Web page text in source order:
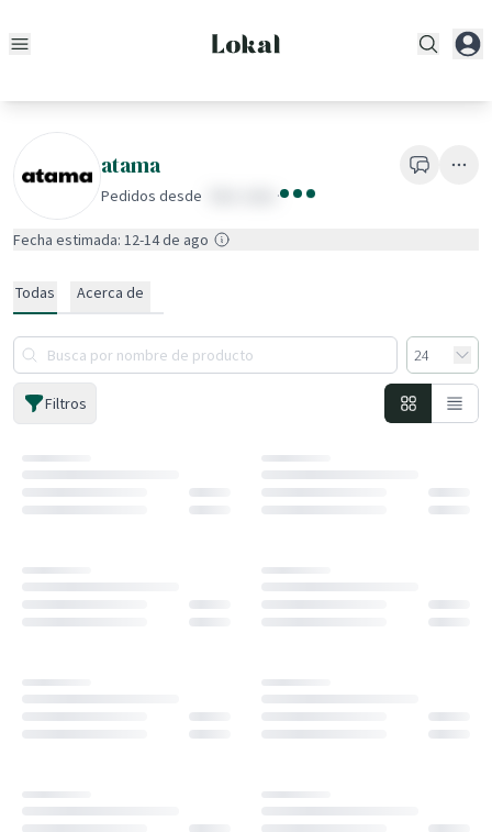
atama
Pedidos desde ·
Fecha estimada: 12-14 de ago
Todas Acerca de
Filtros